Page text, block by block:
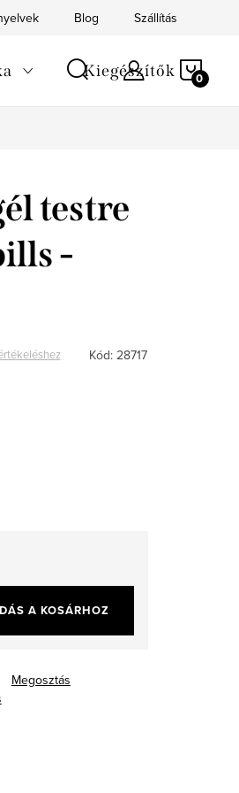
Blog Szállítás
Kiegészítők
testre
-
Kód: 28717
A KOSÁRHOZ
Megosztás